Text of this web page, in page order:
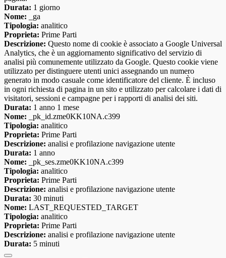
Durata: 1 giorno
Nome: _ga
Tipologia: analitico
Proprieta: Prime Parti
Descrizione: Questo nome di cookie è associato a Google Universal
Analytics, che è un aggiornamento significativo del servizio di
analisi più comunemente utilizzato da Google. Questo cookie viene
utilizzato per distinguere utenti unici assegnando un numero
generato in modo casuale come identificatore del cliente. È incluso
in ogni richiesta di pagina in un sito e utilizzato per calcolare i dati di
visitatori, sessioni e campagne per i rapporti di analisi dei siti.
Durata: 1 anno 1 mese
Nome: _pk_id.zme0KK10NA.c399
Tipologia: analitico
Proprieta: Prime Parti
Descrizione: analisi e profilazione navigazione utente
Durata: 1 anno
Nome: _pk_ses.zme0KK10NA.c399
Tipologia: analitico
Proprieta: Prime Parti
Descrizione: analisi e profilazione navigazione utente
Durata: 30 minuti
Nome: LAST_REQUESTED_TARGET
Tipologia: analitico
Proprieta: Prime Parti
Descrizione: analisi e profilazione navigazione utente
Durata: 5 minuti